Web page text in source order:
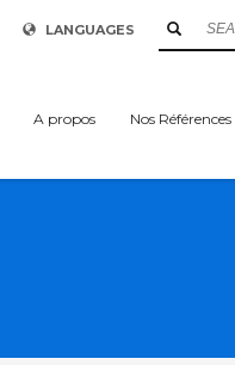
LANGUAGES
A propos Nos Références